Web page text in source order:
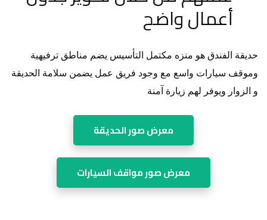
أعمال واضح
حديقة الفندق هو منزه مكتمل التأسيس يضم مناطق ترفيهية
وموقف سيارات واسع مع وجود فريق عمل يضمن سلامة الحديقة
و الزوار ويوفر لهم زيارة آمنة
معرض صور الحديقة
معرض صور مواقف السيارات